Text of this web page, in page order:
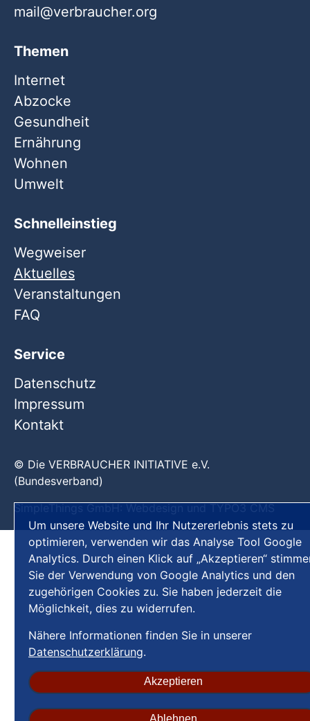
mail
verbraucher org
Themen
Internet
Abzocke
Gesundheit
Ernährung
Wohnen
Umwelt
Schnelleinstieg
Wegweiser
Aktuelles
Veranstaltungen
FAQ
Service
Datenschutz
Impressum
Kontakt
© Die VERBRAUCHER INITIATIVE e.V.
(Bundesverband)
Um unsere Website und Ihr Nutzererlebnis stets zu
optimieren, verwenden wir das Analyse Tool Google
Analytics. Durch einen Klick auf „Akzeptieren“
Sie der Verwendung von Google Analytics und den
zugehörigen Cookies zu. Sie haben jederzeit die
Möglichkeit, dies zu widerrufen.
Nähere Informationen finden Sie in unserer
Datenschutzerklärung.
Ablehnen
Akzeptieren